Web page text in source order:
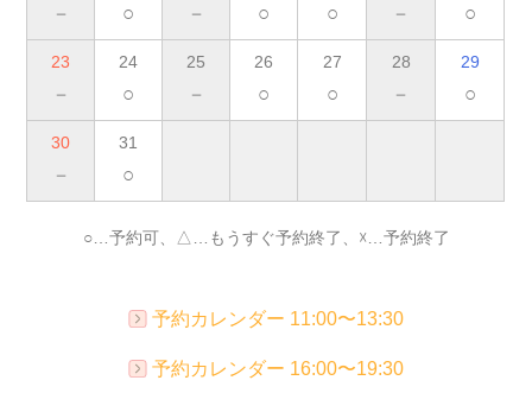
－ ○ － ○ ○ － ○
23
－
24
○
25
－
26
○
27
○
28
－
29
○
30
－
31
○
○…予約可、△…もうすぐ予約終了、☓…予約終了
予約カレンダー 11:00〜13:30
予約カレンダー 16:00〜19:30